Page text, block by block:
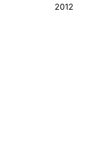
2012